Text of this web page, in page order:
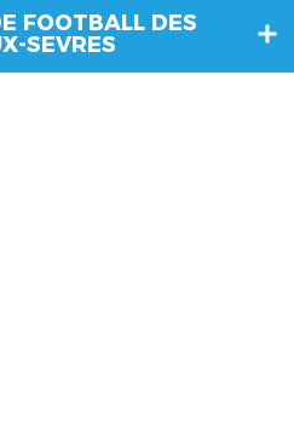
FOOTBALL DES
SEVRES